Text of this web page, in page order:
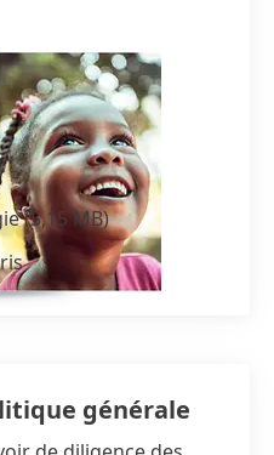
les
(5,15 MB)
générale